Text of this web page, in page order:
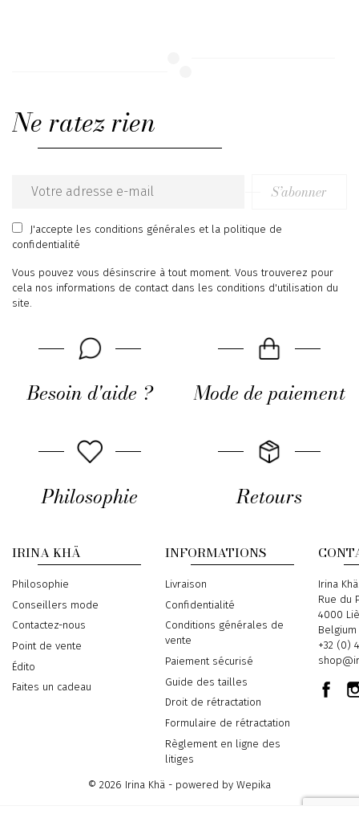
Ne ratez rien
Email
address
S’abonner
J'accepte les conditions générales et la politique de
confidentialité
Vous pouvez vous désinscrire à tout moment. Vous trouverez pour
cela nos informations de contact dans les conditions d'utilisation du
site.
Besoin d'aide ? Mode de paiement
Philosophie Retours
IRINA KHÄ
Philosophie
Conseillers mode
Contactez-nous
Point de vente
Édito
Faites un cadeau
INFORMATIONS
Livraison
Confidentialité
Conditions générales de
vente
Paiement sécurisé
Guide des tailles
Droit de rétractation
Formulaire de rétractation
Règlement en ligne des
litiges
Address
Irina Khä
Rue du
4000
Belgium
Phone
+32 (0)
Email
© 2026 Irina Khä - powered by Wepika